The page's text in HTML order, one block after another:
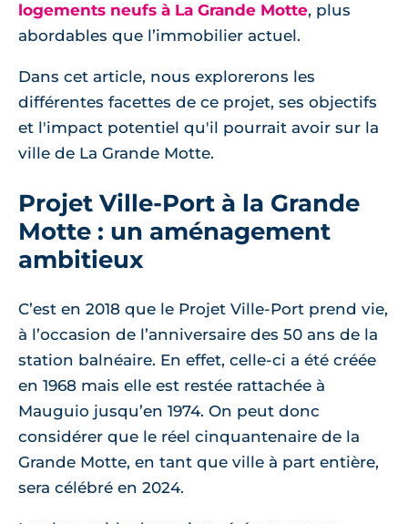
logements neufs à La Grande Motte, plus
abordables que l’immobilier actuel.
Dans cet article, nous explorerons les
différentes facettes de ce projet, ses objectifs
et l'impact potentiel qu'il pourrait avoir sur la
ville de La Grande Motte.
Projet Ville-Port à la Grande
Motte : un aménagement
ambitieux
C’est en 2018 que le Projet Ville-Port prend vie,
à l’occasion de l’anniversaire des 50 ans de la
station balnéaire. En effet, celle-ci a été créée
en 1968 mais elle est restée rattachée à
Mauguio jusqu’en 1974. On peut donc
considérer que le réel cinquantenaire de la
Grande Motte, en tant que ville à part entière,
sera célébré en 2024.